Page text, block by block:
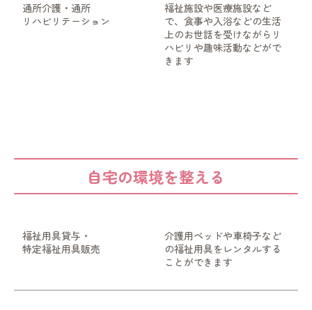
通所介護・通所
リハビリテーション
福祉施設や医療施設など
で、食事や入浴などの生活
上のお世話を受けながらリ
ハビリや趣味活動などがで
きます
自宅の環境を整える
福祉用具貸与・
特定福祉用具販売
介護用ベッドや車椅子など
の福祉用具をレンタルする
ことができます